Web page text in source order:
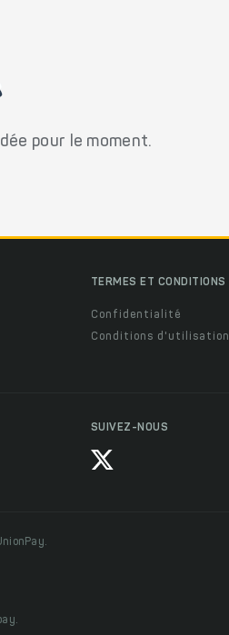
pour le moment.
TERMES ET CONDITIONS
Confidentialité
Conditions d'utilisation
SUIVEZ-NOUS